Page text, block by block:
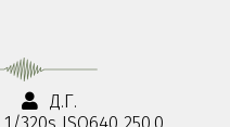
Д.Г.
320s ISO640 250.0